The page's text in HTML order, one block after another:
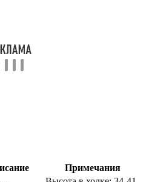
Примечания